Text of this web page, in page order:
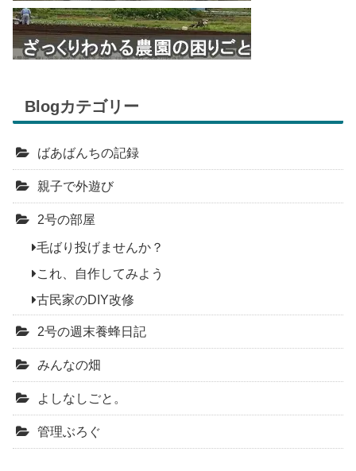
Blogカテゴリー
ばあばんちの記録
親子で外遊び
2号の部屋
毛ばり投げませんか？
これ、自作してみよう
古民家のDIY改修
2号の週末養蜂日記
みんなの畑
よしなしごと。
管理ぶろぐ